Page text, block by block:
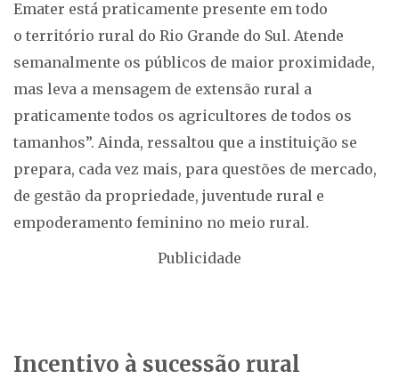
Emater está praticamente presente em todo
o território rural do Rio Grande do Sul. Atende
semanalmente os públicos de maior proximidade,
mas leva a mensagem de extensão rural a
praticamente todos os agricultores de todos os
tamanhos”. Ainda, ressaltou que a instituição se
prepara, cada vez mais, para questões de mercado,
de gestão da propriedade, juventude rural e
empoderamento feminino no meio rural.
Publicidade
Incentivo à sucessão rural